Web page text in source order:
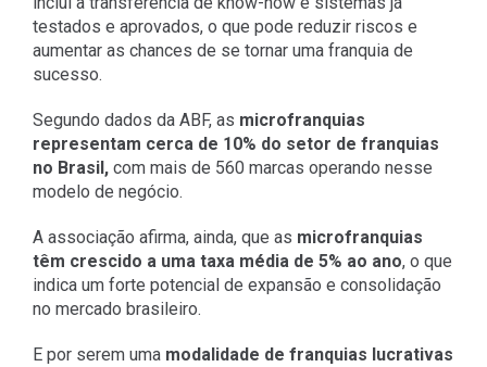
testados e aprovados, o que pode reduzir riscos e
aumentar as chances de se tornar uma franquia de
sucesso.
Segundo dados da ABF, as microfranquias
representam cerca de 10% do setor de franquias
no Brasil,com mais de 560 marcas operando nesse
modelo de negócio.
A associação afirma, ainda, que as microfranquias
têm crescido a uma taxa média de 5% ao ano, o que
indica um forte potencial de expansão e consolidação
no mercado brasileiro.
E por serem uma modalidade de franquias lucrativas